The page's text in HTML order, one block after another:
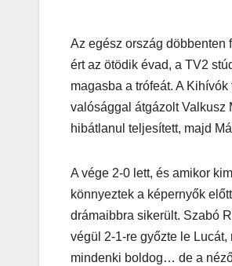
Az egész ország döbbenten
ért az ötödik évad, a TV2
magasba a trófeát. A
valósággal átgázolt Valkusz
hibátlanul teljesített, majd
A vége 2-0 lett, és amikor
könnyeztek a képernyők
drámaibbra sikerült. Szabó
végül 2-1-re győzte le
mindenki boldog… de a